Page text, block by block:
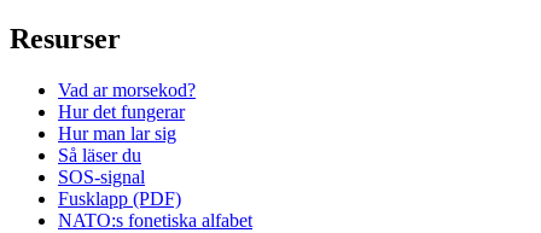
Resurser
Vad ar morsekod?
Hur det fungerar
Hur man lar sig
Så läser du
SOS-signal
Fusklapp (PDF)
NATO:s fonetiska alfabet